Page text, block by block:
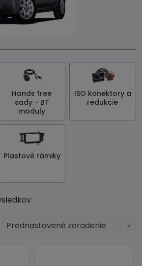
Hands free
sady - BT
moduly
ISO konektory a
redukcie
Plastové rámiky
Prednastavené zoradenie